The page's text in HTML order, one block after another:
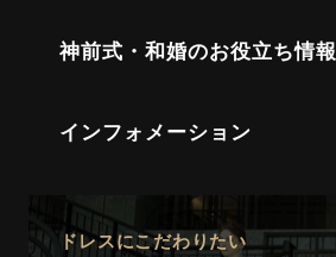
神前式・和婚のお役立ち情報
インフォメーション
ドレスにこだわりたい